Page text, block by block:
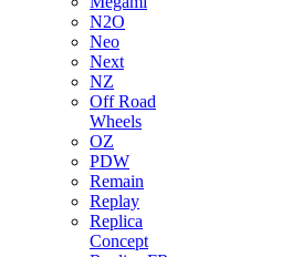
N2O
Neo
Next
NZ
Off Road
Wheels
OZ
PDW
Remain
Replay
Replica
Concept